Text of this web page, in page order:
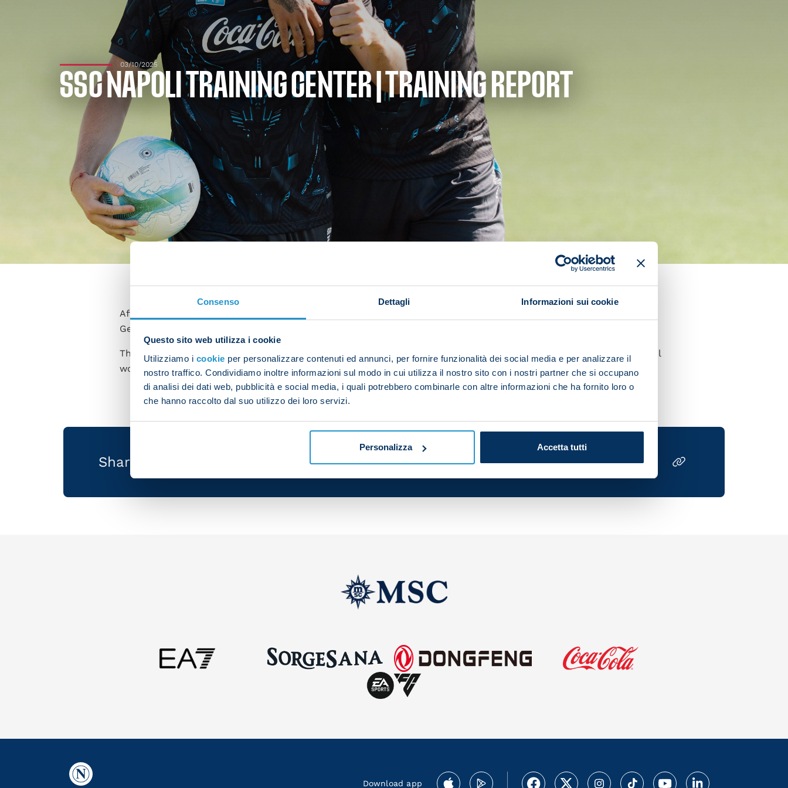
Consenso Dettagli Informazioni sui cookie
Questo sito web utilizza i cookie
Utilizziamo i cookie per personalizzare contenuti ed annunci, per fornire funzionalità dei social media e per analizzare il
nostro traffico. Condividiamo inoltre informazioni sul modo in cui utilizza il nostro sito con i nostri partner che si occupano
di analisi dei dati web, pubblicità e social media, i quali potrebbero combinarle con altre informazioni che ha fornito loro o
che hanno raccolto dal suo utilizzo dei loro servizi.
Personalizza Accetta tutti
03/10/2025
SSC NAPOLI TRAINING CENTER | TRAINING REPORT
After winning against Sporting Lisbon, the Azzurri have resumed training ahead of their Serie A match against
Genoa, scheduled for Sunday at 18:00 at the Stadio Maradona.
The players took part in an afternoon training session at the SSC Napoli Training Center and did technical-tactical
work.
Share the article with your friends and support the team
Download app